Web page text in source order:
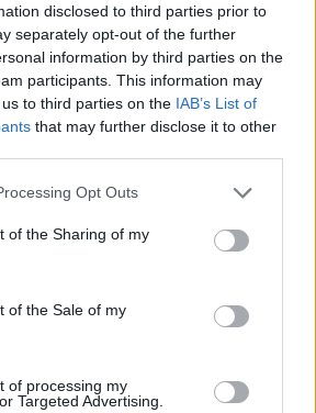
disclosed to third parties prior to
separately opt-out of the further
information by third parties on the
participants. This information may
to third parties on the IAB’s List of
that may further disclose it to other
Opt Outs
of the Sharing of my
of the Sale of my
of processing my
Targeted Advertising.
for Italy| Esim for Spain|Esim